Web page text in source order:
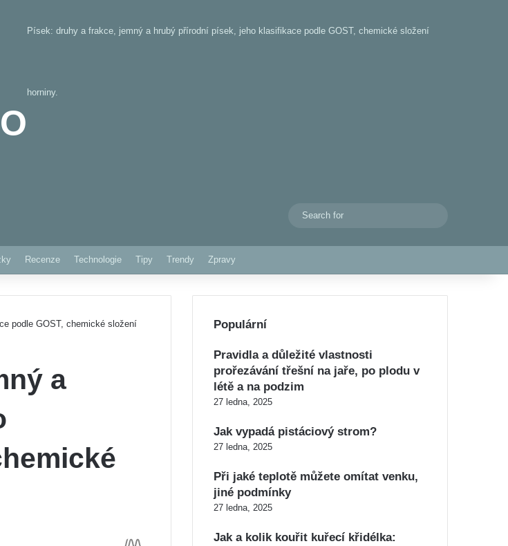
Písek: druhy a frakce, jemný a hrubý přírodní písek, jeho klasifikace podle GOST, chemické složení
horniny.
Switch skin
Recenze Technologie Tipy Trendy Zpravy
podle GOST, chemické složení
a
Populární
Pravidla a důležité vlastnosti
prořezávání třešní na jaře, po plodu v
létě a na podzim
27 ledna, 2025
Jak vypadá pistáciový strom?
27 ledna, 2025
Při jaké teplotě můžete omítat venku,
jiné podmínky
27 ledna, 2025
Jak a kolik kouřit kuřecí křidélka: